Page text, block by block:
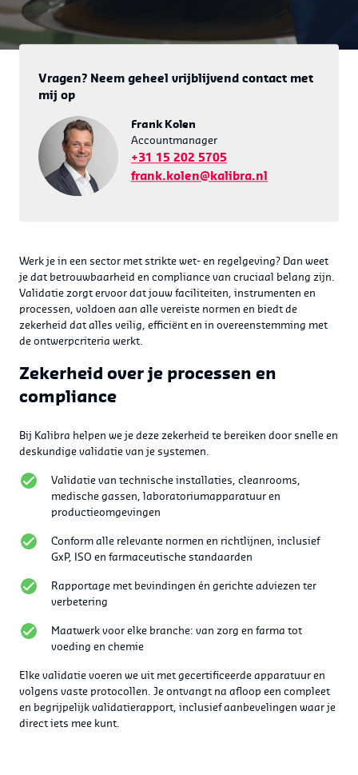
Vragen? Neem geheel vrijblijvend contact met
mij op
Frank Kolen
Accountmanager
+31 15 202 5705
frank.kolen@kalibra.nl
Werk je in een sector met strikte wet- en regelgeving? Dan weet
je dat betrouwbaarheid en compliance van cruciaal belang zijn.
Validatie zorgt ervoor dat jouw faciliteiten, instrumenten en
processen, voldoen aan alle vereiste normen en biedt de
zekerheid dat alles veilig, efficiënt en in overeenstemming met
de ontwerpcriteria werkt.
Zekerheid over je processen en
compliance
Bij Kalibra helpen we je deze zekerheid te bereiken door snelle en
deskundige validatie van je systemen.
Validatie van technische installaties, cleanrooms,
medische gassen, laboratoriumapparatuur en
productieomgevingen
Conform alle relevante normen en richtlijnen, inclusief
GxP, ISO en farmaceutische standaarden
Rapportage met bevindingen én gerichte adviezen ter
verbetering
Maatwerk voor elke branche: van zorg en farma tot
voeding en chemie
Elke validatie voeren we uit met gecertificeerde apparatuur en
volgens vaste protocollen. Je ontvangt na afloop een compleet
en begrijpelijk validatierapport, inclusief aanbevelingen waar je
direct iets mee kunt.